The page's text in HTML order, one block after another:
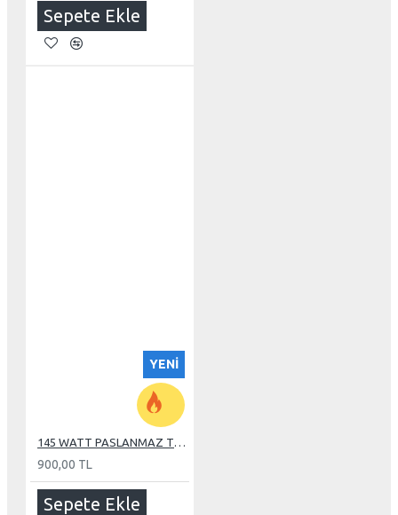
Sepete Ekle
YENI
145 WATT PASLANMAZ TUBE REZİSTANS
900,00 TL
Sepete Ekle